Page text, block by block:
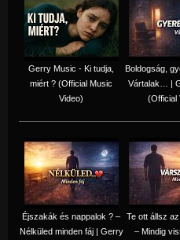
Gerry Music - Ki tudja,
miért ? (Official Music
Video)
Boldogság,
Vártalak… |
(Official
Éjszakák és nappalok ? –
Nélküled minden fáj | Gerry
Te ott állsz
– Mindig